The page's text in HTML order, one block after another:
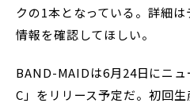
クの1本となっている。詳細
情報を確認してほしい。
BAND-MAIDは6月24日にニ
C」をリリース予定だ。初回